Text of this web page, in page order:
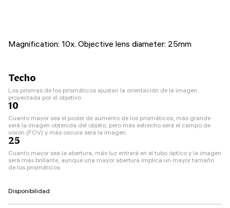
Magnification: 10x. Objective lens diameter: 25mm
Techo
Los prismas de los prismáticos ajustan la orientación de la imagen
proyectada por el objetivo
10
Cuanto mayor sea el poder de aumento de los prismáticos, más grande
será la imagen obtenida del objeto, pero más estrecho será el campo de
visión (FOV) y más oscura será la imagen
25
Cuanto mayor sea la abertura, más luz entrará en el tubo óptico y la imagen
será más brillante, aunque una mayor abertura implica un mayor tamaño
de los prismáticos
Disponibilidad